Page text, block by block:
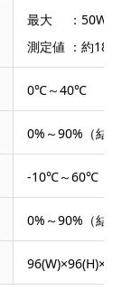
最大 ：50W
測定値 ：約
0℃～40℃
0%～90%（結
-10℃～60℃
0%～90%（結